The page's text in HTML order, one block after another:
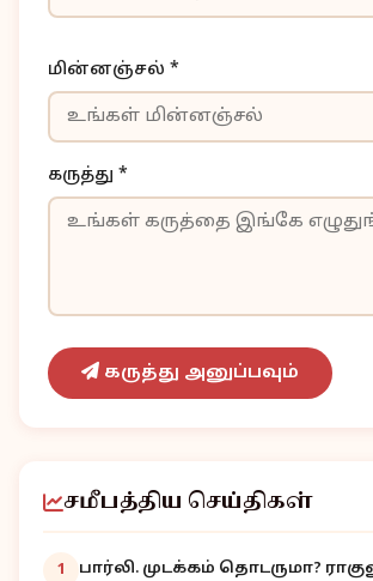
மின்னஞ்சல் *
கருத்து *
கருத்து அனுப்பவும்
சமீபத்திய செய்திகள்
1
பார்லி. முடக்கம் தொடருமா?